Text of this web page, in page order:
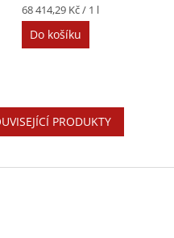
Měrná
cena:
68 414,29 Kč / 1 l
Do košíku
PRODUKTY